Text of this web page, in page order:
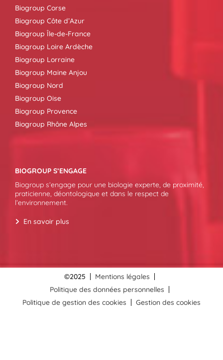
Biogroup Corse
Biogroup Côte d’Azur
Biogroup Île-de-France
Biogroup Loire Ardèche
Biogroup Lorraine
Biogroup Maine Anjou
Biogroup Nord
Biogroup Oise
Biogroup Provence
Biogroup Rhône Alpes
BIOGROUP S’ENGAGE
Biogroup s’engage pour une biologie experte, de proximité,
praticienne, déontologique et dans le respect de
l’environnement.
En savoir plus
©2025
Mentions légales
Politique des données personnelles
Politique de gestion des cookies
Gestion des cookies